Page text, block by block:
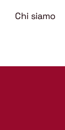
Chi siamo